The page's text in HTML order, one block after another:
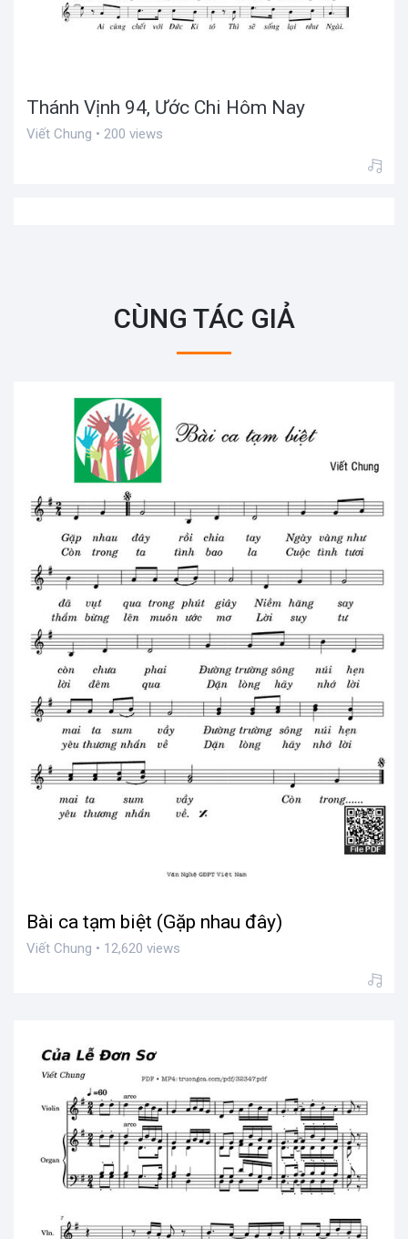
Thánh Vịnh 94, Ước Chi Hôm Nay
Viết Chung • 200 views
CÙNG TÁC GIẢ
Bài ca tạm biệt (Gặp nhau đây)
Viết Chung • 12,620 views